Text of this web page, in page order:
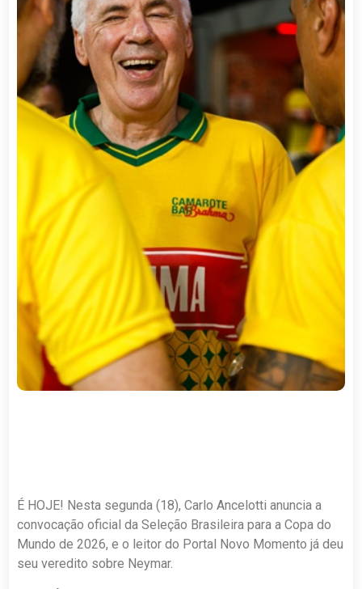
É HOJE! Nesta segunda (18), Carlo Ancelotti anuncia a
convocação oficial da Seleção Brasileira para a Copa do
Mundo de 2026, e o leitor do Portal Novo Momento já deu
seu veredito sobre Neymar.